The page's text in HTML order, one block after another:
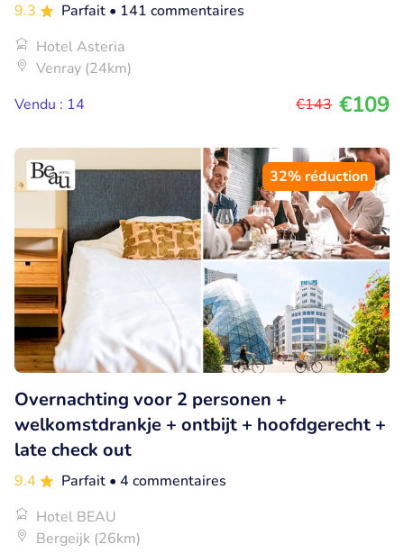
9.3 Parfait • 141 commentaires
Hotel Asteria
Venray (24km)
Vendu : 14
€143 €109
32% réduction
Overnachting voor 2 personen +
welkomstdrankje + ontbijt + hoofdgerecht +
late check out
9.4 Parfait • 4 commentaires
Hotel BEAU
Bergeijk (26km)